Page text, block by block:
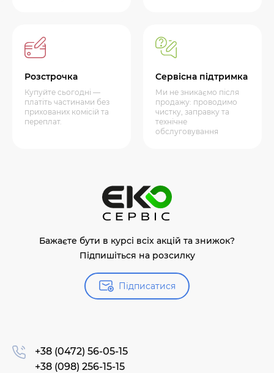
Розстрочка
Купуйте сьогодні —
платіть частинами без
прихованих комісій та
переплат.
Сервісна підтримка
Ми не зникаємо після
продажу: проводимо
чистку, заправку та
технічне
обслуговування
Бажаєте бути в курсі всіх акцій та знижок?
Підпишіться на розсилку
Підписатися
+38 (0472) 56-05-15
+38 (098) 256-15-15